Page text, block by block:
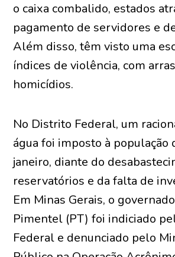
o caixa combalido, estados
pagamento de servidores e
Além disso, têm visto uma
índices de violência, com
homicídios.
No Distrito Federal, um
água foi imposto à população
janeiro, diante do
reservatórios e da falta de
Em Minas Gerais, o
Pimentel (PT) foi indiciado
Federal e denunciado pelo